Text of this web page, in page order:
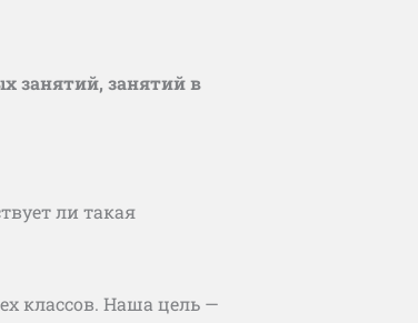
занятий, занятий в
ли такая
классов. Наша цель —